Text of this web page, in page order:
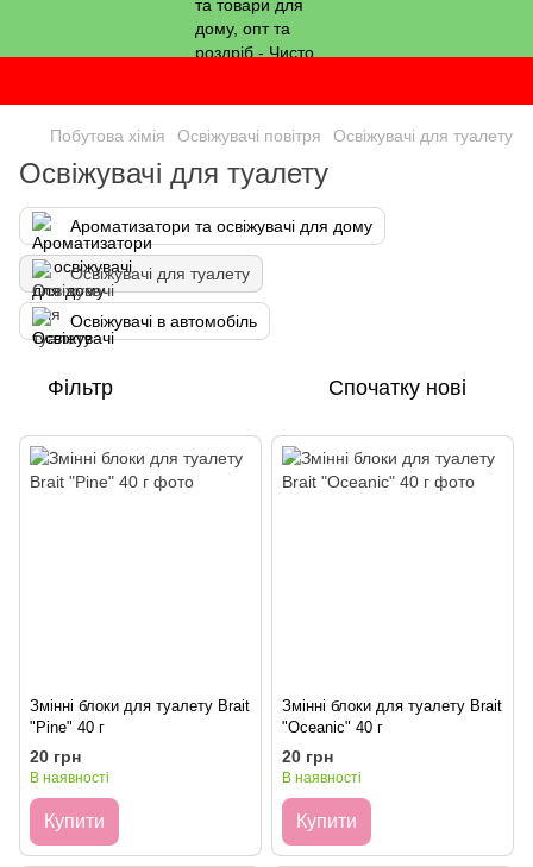
Побутова хімія Освіжувачі повітря Освіжувачі для туалету
Освіжувачі для туалету
Ароматизатори та освіжувачі для дому
Освіжувачі для туалету
Освіжувачі в автомобіль
Фільтр Спочатку нові
Змінні блоки для туалету Brait
"Pine" 40 г
20 грн
В наявності
Купити
Змінні блоки для туалету Brait
"Oceanic" 40 г
20 грн
В наявності
Купити